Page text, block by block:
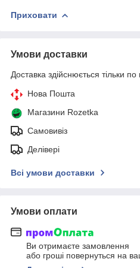
Приховати
Умови доставки
Доставка здійснюється тільки по
Нова Пошта
Магазини Rozetka
Самовивіз
Делівері
Всі умови доставки
Умови оплати
Ви отримаєте замовлення
або гроші повернуться на